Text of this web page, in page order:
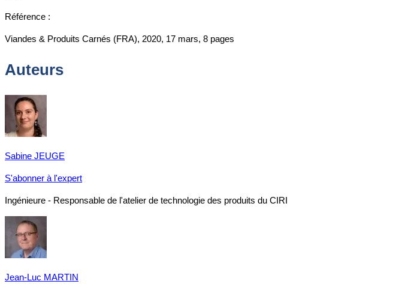
Référence :
Viandes & Produits Carnés (FRA), 2020, 17 mars, 8 pages
Auteurs
Sabine JEUGE
S'abonner à l'expert
Ingénieure - Responsable de l'atelier de technologie des produits du CIRI
Jean-Luc MARTIN